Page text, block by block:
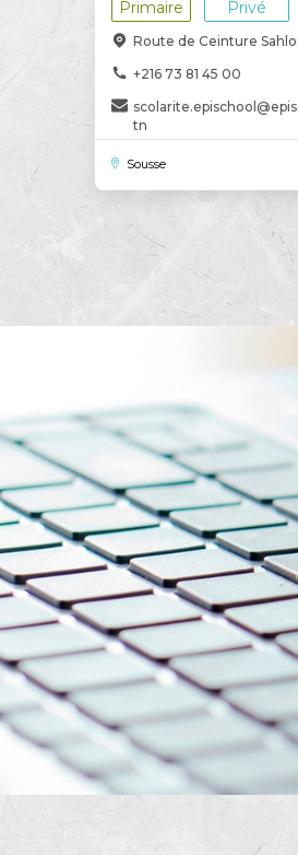
Primaire Privé
Route de Ceinture
+216 73 81 45 00
tn
Sousse